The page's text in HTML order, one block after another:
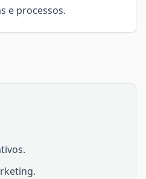
e processos.